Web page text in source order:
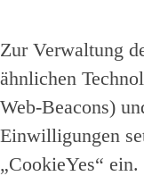
Zur Verwaltung
ähnlichen
Web-Beacons)
Einwilligungen
„CookieYes“